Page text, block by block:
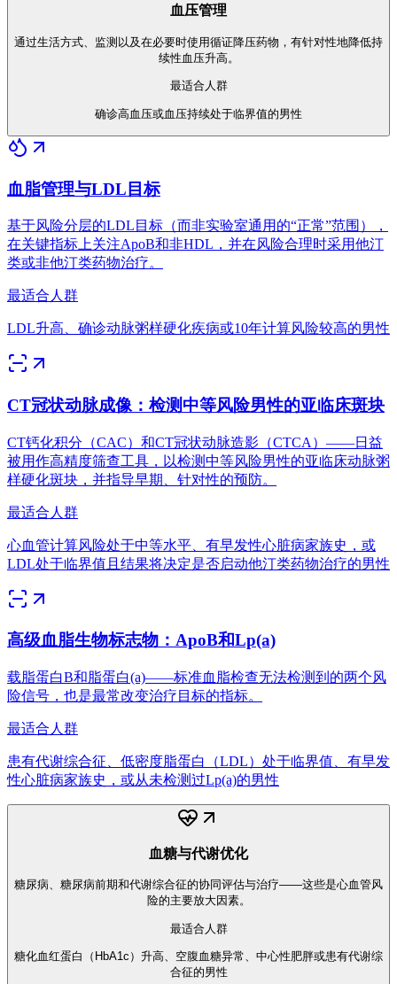
血压管理
通过生活方式、监测以及在必要时使用循证降压药物，有针对性地降低持
续性血压升高。
最适合人群
确诊高血压或血压持续处于临界值的男性
血脂管理与LDL目标
基于风险分层的LDL目标（而非实验室通用的“正常”范围），
在关键指标上关注ApoB和非HDL，并在风险合理时采用他汀
类或非他汀类药物治疗。
最适合人群
LDL升高、确诊动脉粥样硬化疾病或10年计算风险较高的男性
CT冠状动脉成像：检测中等风险男性的亚临床斑块
CT钙化积分（CAC）和CT冠状动脉造影（CTCA）——日益
被用作高精度筛查工具，以检测中等风险男性的亚临床动脉粥
样硬化斑块，并指导早期、针对性的预防。
最适合人群
心血管计算风险处于中等水平、有早发性心脏病家族史，或
LDL处于临界值且结果将决定是否启动他汀类药物治疗的男性
高级血脂生物标志物：ApoB和Lp(a)
载脂蛋白B和脂蛋白(a)——标准血脂检查无法检测到的两个风
险信号，也是最常改变治疗目标的指标。
最适合人群
患有代谢综合征、低密度脂蛋白（LDL）处于临界值、有早发
性心脏病家族史，或从未检测过Lp(a)的男性
血糖与代谢优化
糖尿病、糖尿病前期和代谢综合征的协同评估与治疗——这些是心血管风
险的主要放大因素。
最适合人群
糖化血红蛋白（HbA1c）升高、空腹血糖异常、中心性肥胖或患有代谢综
合征的男性